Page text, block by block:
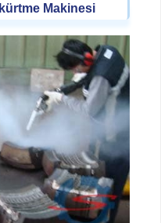
Makinesi